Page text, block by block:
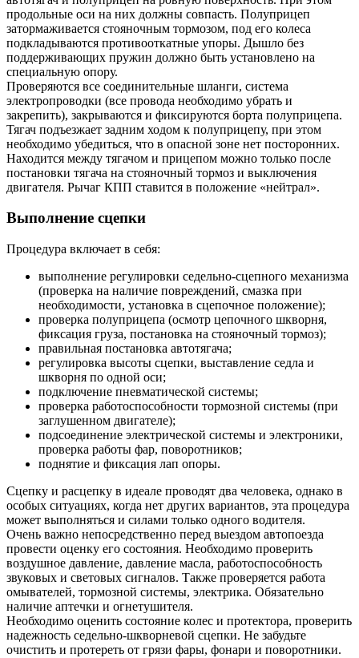
продольные оси на них должны совпасть. Полуприцеп
затормаживается стояночным тормозом, под его колеса
подкладываются противооткатные упоры. Дышло без
поддерживающих пружин должно быть установлено на
специальную опору.
Проверяются все соединительные шланги, система
электропроводки (все провода необходимо убрать и
закрепить), закрываются и фиксируются борта полуприцепа.
Тягач подъезжает задним ходом к полуприцепу, при этом
необходимо убедиться, что в опасной зоне нет посторонних.
Находится между тягачом и прицепом можно только после
постановки тягача на стояночный тормоз и выключения
двигателя. Рычаг КПП ставится в положение «нейтрал».
Выполнение сцепки
Процедура включает в себя:
выполнение регулировки седельно-сцепного механизма
(проверка на наличие повреждений, смазка при
необходимости, установка в сцепочное положение);
проверка полуприцепа (осмотр цепочного шкворня,
фиксация груза, постановка на стояночный тормоз);
правильная постановка автотягача;
регулировка высоты сцепки, выставление седла и
шкворня по одной оси;
подключение пневматической системы;
проверка работоспособности тормозной системы (при
заглушенном двигателе);
подсоединение электрической системы и электроники,
проверка работы фар, поворотников;
поднятие и фиксация лап опоры.
Сцепку и расцепку в идеале проводят два человека, однако в
особых ситуациях, когда нет других вариантов, эта процедура
может выполняться и силами только одного водителя.
Очень важно непосредственно перед выездом автопоезда
провести оценку его состояния. Необходимо проверить
воздушное давление, давление масла, работоспособность
звуковых и световых сигналов. Также проверяется работа
омывателей, тормозной системы, электрика. Обязательно
наличие аптечки и огнетушителя.
Необходимо оценить состояние колес и протектора, проверить
надежность седельно-шкворневой сцепки. Не забудьте
очистить и протереть от грязи фары, фонари и поворотники.